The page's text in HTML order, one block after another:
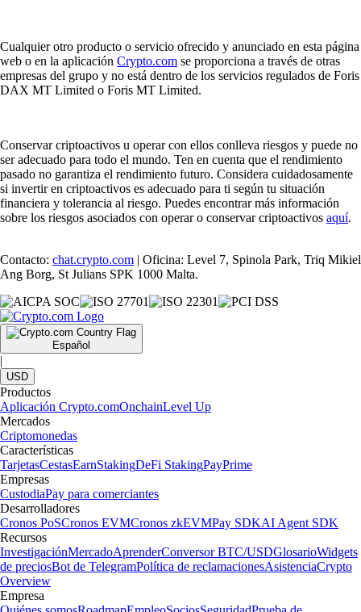
Cualquier otro producto o servicio ofrecido y anunciado en esta página
web o en la aplicación Crypto.com se proporciona a través de otras
empresas del grupo y no está dentro de los servicios regulados de Foris
DAX MT Limited o Foris MT Limited.
Conservar criptoactivos u operar con ellos conlleva riesgos y puede no
ser adecuado para todo el mundo. Ten en cuenta que el rendimiento
pasado no garantiza el rendimiento futuro. Considera cuidadosamente
si invertir en criptoactivos es adecuado para ti según tu situación
financiera y tolerancia al riesgo. Puedes encontrar más información
sobre los riesgos asociados con operar o conservar criptoactivos aquí.
Contacto: chat.crypto.com | Oficina: Level 7, Spinola Park, Triq Mikiel
Ang Borg, St Julians SPK 1000 Malta.
Español
|
USD
Productos
Aplicación Crypto.comOnchainLevel Up
Mercados
Criptomonedas
Características
TarjetasCestasEarnStakingDeFi StakingPayPrime
Empresas
CustodiaPay para comerciantes
Desarrolladores
Cronos PoSCronos EVMCronos zkEVMPay SDKAI Agent SDK
Recursos
InvestigaciónMercadoAprenderConversor BTC/USDGlosarioWidgets
de preciosBot de TelegramPolítica de reclamacionesAsistenciaCrypto
Overview
Empresa